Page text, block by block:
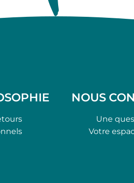
NOUS
Une
Votre